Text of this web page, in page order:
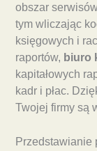
obszar
tym wliczając
księgowych i
raportów, biuro
kapitałowych
kadr i płac.
Twojej firmy są
Przedstawianie